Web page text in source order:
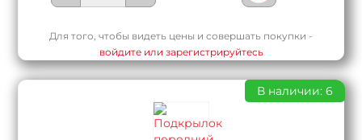
Для того, чтобы видеть цены и совершать покупки -
войдите или зарегистрируйтесь
В наличии: 6